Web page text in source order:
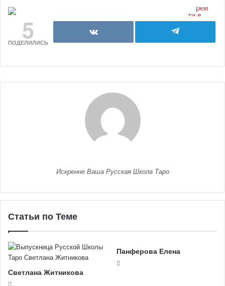
5
ПОДЕЛИЛИСЬ
Искренне Ваша Русская Школа Таро
Статьи по Теме
Светлана Житникова
Панферова Елена